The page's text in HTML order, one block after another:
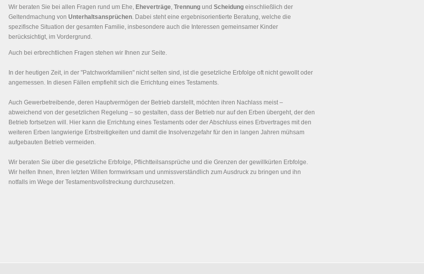
Wir beraten Sie bei allen Fragen rund um Ehe, Eheverträge, Trennung und Scheidung einschließlich der
Geltendmachung von Unterhaltsansprüchen. Dabei steht eine ergebnisorientierte Beratung, welche die
spezifische Situation der gesamten Familie, insbesondere auch die Interessen gemeinsamer Kinder
berücksichtigt, im Vordergrund.
Auch bei erbrechtlichen Fragen stehen wir Ihnen zur Seite.
In der heutigen Zeit, in der "Patchworkfamilien" nicht selten sind, ist die gesetzliche Erbfolge oft nicht gewollt oder
angemessen. In diesen Fällen empfiehlt sich die Errichtung eines Testaments.
Auch Gewerbetreibende, deren Hauptvermögen der Betrieb darstellt, möchten ihren Nachlass meist –
abweichend von der gesetzlichen Regelung – so gestalten, dass der Betrieb nur auf den Erben übergeht, der den
Betrieb fortsetzen will. Hier kann die Errichtung eines Testaments oder der Abschluss eines Erbvertrages mit den
weiteren Erben langwierige Erbstreitigkeiten und damit die Insolvenzgefahr für den in langen Jahren mühsam
aufgebauten Betrieb vermeiden.
Wir beraten Sie über die gesetzliche Erbfolge, Pflichtteilsansprüche und die Grenzen der gewillkürten Erbfolge.
Wir helfen Ihnen, Ihren letzten Willen formwirksam und unmissverständlich zum Ausdruck zu bringen und ihn
notfalls im Wege der Testamentsvollstreckung durchzusetzen.